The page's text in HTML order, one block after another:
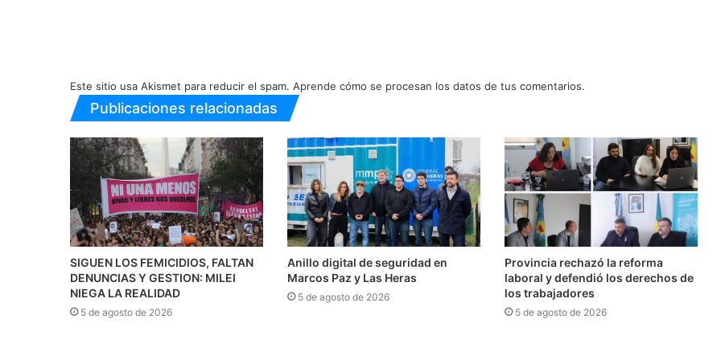
Este sitio usa Akismet para reducir el spam. Aprende cómo se procesan los datos de tus comentarios.
Publicaciones relacionadas
SIGUEN LOS FEMICIDIOS, FALTAN
DENUNCIAS Y GESTION: MILEI
NIEGA LA REALIDAD
5 de agosto de 2026
Anillo digital de seguridad en
Marcos Paz y Las Heras
5 de agosto de 2026
Provincia rechazó la reforma
laboral y defendió los derechos de
los trabajadores
5 de agosto de 2026